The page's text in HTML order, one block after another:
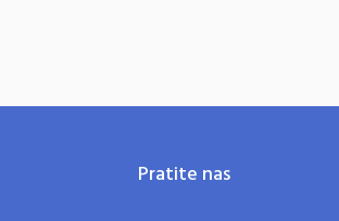
Pratite nas